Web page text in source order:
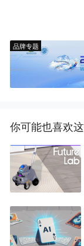
品牌专题
你可能也喜欢